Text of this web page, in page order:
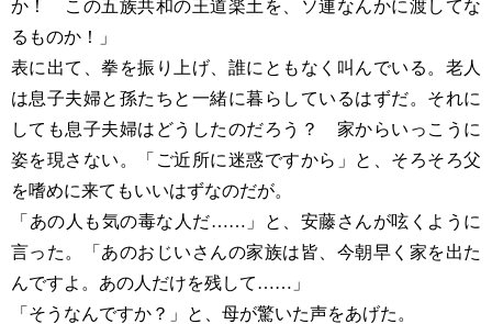
か！ この五族共和の王道楽土を、ソ連なんかに渡してな
るものか！」
表に出て、拳を振り上げ、誰にともなく叫んでいる。老人
は息子夫婦と孫たちと一緒に暮らしているはずだ。それに
しても息子夫婦はどうしたのだろう？ 家からいっこうに
姿を現さない。「ご近所に迷惑ですから」と、そろそろ父
を嗜めに来てもいいはずなのだが。
「あの人も気の毒な人だ……」と、安藤さんが呟くように
言った。「あのおじいさんの家族は皆、今朝早く家を出た
んですよ。あの人だけを残して……」
「そうなんですか？」と、母が驚いた声をあげた。